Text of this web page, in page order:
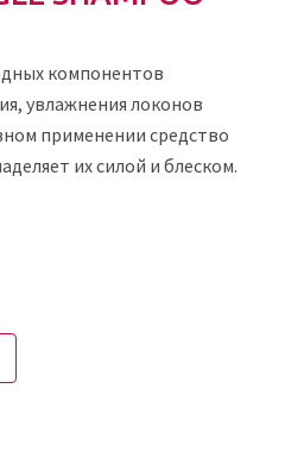
компонентов
увлажнения локонов
применении средство
их силой и блеском.